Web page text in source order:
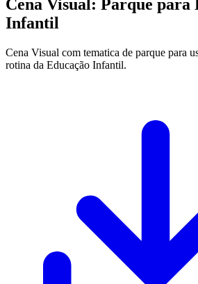
Cena Visual: Parque para
Infantil
Cena Visual com tematica de parque para
rotina da Educação Infantil.